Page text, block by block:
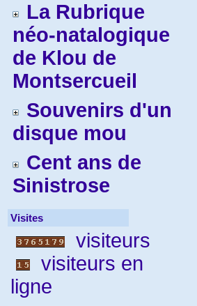
La Rubrique
néo-natalogique
de Klou de
Montsercueil
Souvenirs d'un
disque mou
Cent ans de
Sinistrose
Visites
visiteurs
visiteurs en
ligne